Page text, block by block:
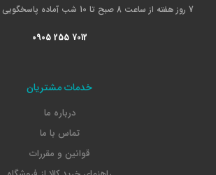
7 روز هفته از ساعت 8 صبح تا 10 شب آماده پاسخگویی به شما عزیزان هستیم
0905 255 7012
خدمات مشتریان
درباره ما
تماس با ما
قوانین و مقررات